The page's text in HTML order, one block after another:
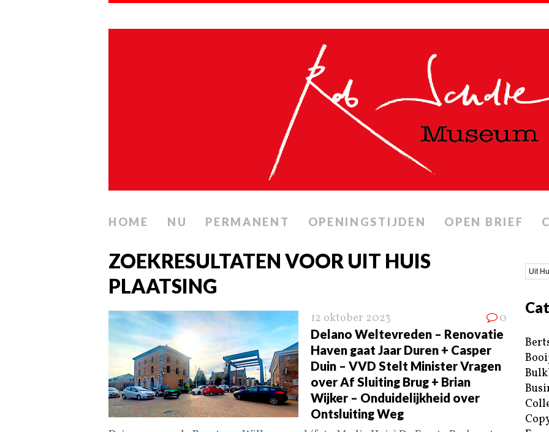
HOME NU PERMANENT OPENINGSTIJDEN OPEN BRIEF
ZOEKRESULTATEN VOOR UIT HUIS
PLAATSING
12 oktober 2023 0
Delano Weltevreden – Renovatie
Haven gaat Jaar Duren + Casper
Duin – VVD Stelt Minister Vragen
over Af Sluiting Brug + Brian
Wijker – Onduidelijkheid over
Ontsluiting Weg